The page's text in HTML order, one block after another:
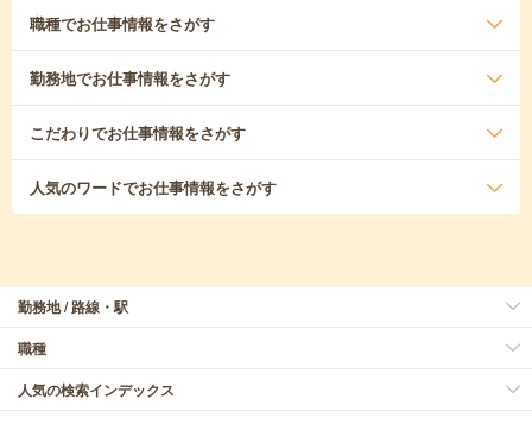
職種でお仕事情報をさがす
勤務地でお仕事情報をさがす
こだわりでお仕事情報をさがす
人気のワードでお仕事情報をさがす
勤務地 / 路線・駅
職種
人気の検索インデックス